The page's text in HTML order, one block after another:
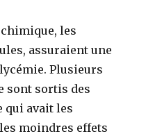
les
assuraient une
Plusieurs
sont sortis des
qui avait les
moindres effets